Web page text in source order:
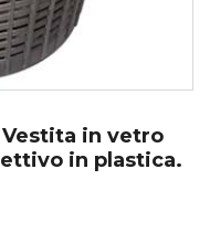
in vetro
in plastica.